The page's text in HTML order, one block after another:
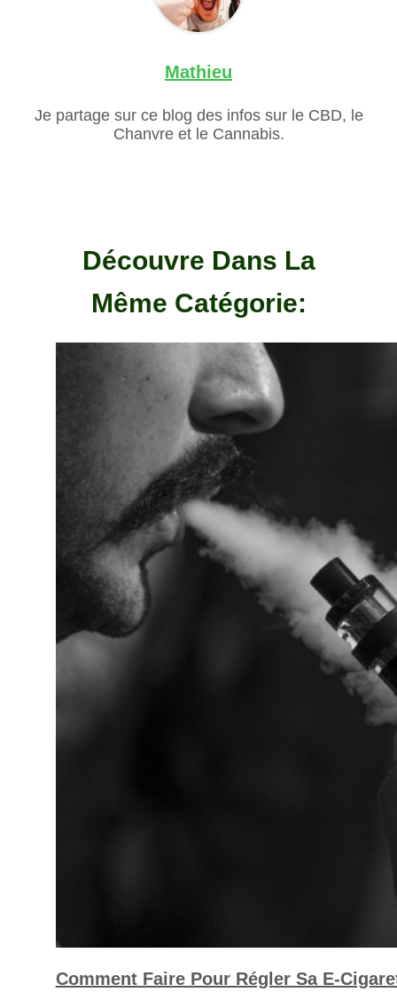
Mathieu
Je partage sur ce blog des infos sur le CBD, le
Chanvre et le Cannabis.
Découvre Dans La
Même Catégorie:
Comment Faire Pour Régler Sa E-